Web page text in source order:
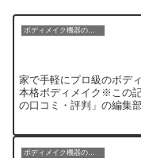
ボディメイク機器のレビュー
家で手軽にプロ級のボデ
本格ボディメイク※この
の口コミ・評判」の編集